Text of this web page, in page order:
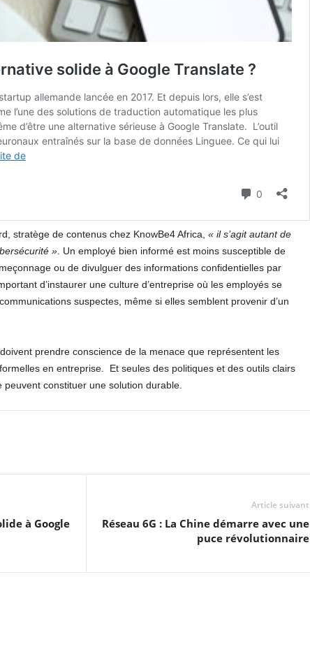
stratège de contenus chez KnowBe4 Africa, « il s’agit autant de
». Un employé bien informé est moins susceptible de
ou de divulguer des informations confidentielles par
d’instaurer une culture d’entreprise où les employés se
suspectes, même si elles semblent provenir d’un
prendre conscience de la menace que représentent les
en entreprise. Et seules des politiques et des outils clairs
constituer une solution durable.
à Google
Article suivant
Réseau 6G : La Chine démarre avec une
puce révolutionnaire